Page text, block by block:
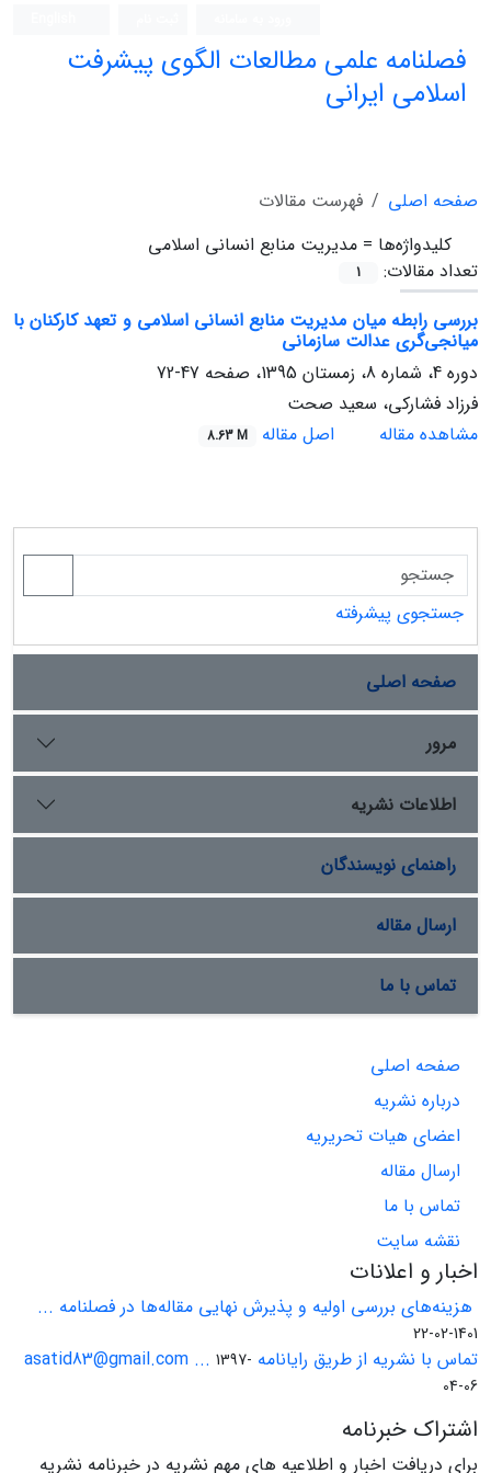
فصلنامه علمی مطالعات الگوی پیشرفت
اسلامی ایرانی
صفحه اصلی
فهرست مقالات
کلیدواژه‌ها = مدیریت منابع انسانی اسلامی
تعداد مقالات:
1
بررسی رابطه میان مدیریت منابع انسانی اسلامی و تعهد کارکنان با
میانجی‌گری عدالت سازمانی
دوره 4، شماره 8، زمستان 1395، صفحه
47-72
فرزاد فشارکی، سعید صحت
مشاهده مقاله
اصل مقاله 8.63 M
جستجوی پیشرفته
صفحه اصلی
مرور
اطلاعات نشریه
راهنمای نویسندگان
ارسال مقاله
تماس با ما
صفحه اصلی
درباره نشریه
اعضای هیات تحریریه
ارسال مقاله
تماس با ما
نقشه سایت
اخبار و اعلانات
هزینه‌های بررسی اولیه و پذیرش نهایی مقاله‌ها در فصلنامه ...
1401-02-22
تماس با نشریه از طریق رایانامه asatid83@gmail.com ... 1397-
04-06
اشتراک خبرنامه
برای دریافت اخبار و اطلاعیه های مهم نشریه در خبرنامه نشریه